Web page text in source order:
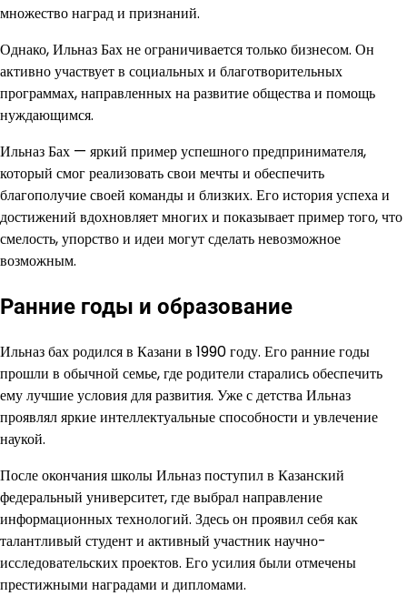
множество наград и признаний.
Однако, Ильназ Бах не ограничивается только бизнесом. Он
активно участвует в социальных и благотворительных
программах, направленных на развитие общества и помощь
нуждающимся.
Ильназ Бах — яркий пример успешного предпринимателя,
который смог реализовать свои мечты и обеспечить
благополучие своей команды и близких. Его история успеха и
достижений вдохновляет многих и показывает пример того, что
смелость, упорство и идеи могут сделать невозможное
возможным.
Ранние годы и образование
Ильназ бах родился в Казани в 1990 году. Его ранние годы
прошли в обычной семье, где родители старались обеспечить
ему лучшие условия для развития. Уже с детства Ильназ
проявлял яркие интеллектуальные способности и увлечение
наукой.
После окончания школы Ильназ поступил в Казанский
федеральный университет, где выбрал направление
информационных технологий. Здесь он проявил себя как
талантливый студент и активный участник научно-
исследовательских проектов. Его усилия были отмечены
престижными наградами и дипломами.